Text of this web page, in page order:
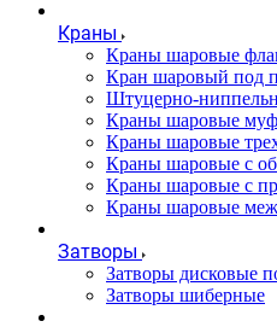
Краны
Краны шаровые
Кран шаровый под
Штуцерно-
Краны шаровые
Краны шаровые
Краны шаровые с
Краны шаровые с
Краны шаровые
Затворы
Затворы дисковые
Затворы шиберные